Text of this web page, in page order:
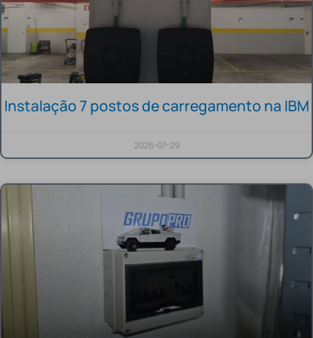
Instalação 7 postos de carregamento na IBM
2026-07-29